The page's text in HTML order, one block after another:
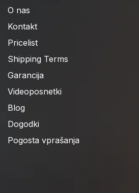
O nas
Kontakt
Pricelist
Shipping Terms
Garancija
Videoposnetki
Blog
Dogodki
Pogosta vprašanja